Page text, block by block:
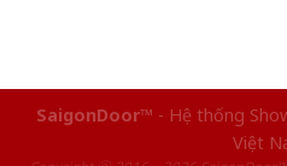
SaigonDoor™ - Hệ thống
Việt